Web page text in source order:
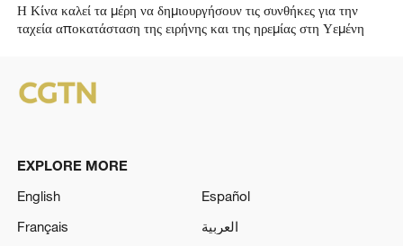
Η Κίνα καλεί τα μέρη να δημιουργήσουν τις συνθήκες για την
ταχεία αποκατάσταση της ειρήνης και της ηρεμίας στη Υεμένη
EXPLORE MORE
English
Español
Français
العربية